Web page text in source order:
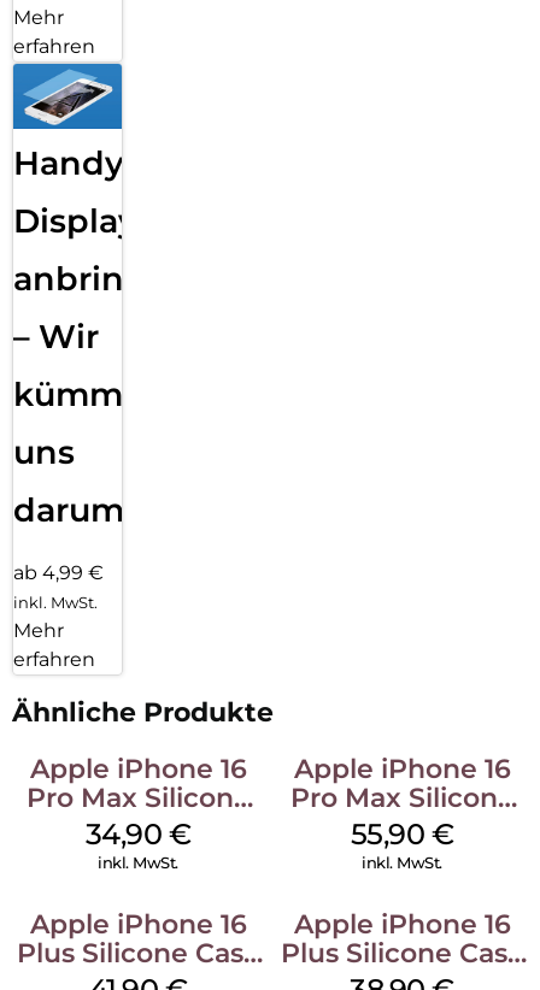
Mehr
erfahren
Handy
Displayfolie
anbringen
– Wir
kümmern
uns
darum!
ab 4,99 €
inkl. MwSt.
Mehr
erfahren
Ähnliche Produkte
Apple iPhone 16
Pro Max Silicone
Case MagSafe
Denim
34,90 €
inkl. MwSt.
Apple iPhone 16
Pro Max Silicone
Case MagSafe
Stone Gray
55,90 €
inkl. MwSt.
Apple iPhone 16
Plus Silicone Case
MagSafe Stone
Apple iPhone 16
Plus Silicone Case
MagSafe Denim